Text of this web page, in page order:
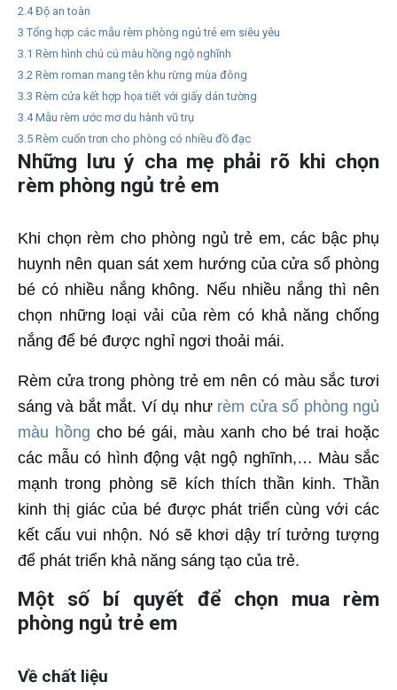
2.4 Độ an toàn
3 Tổng hợp các mẫu rèm phòng ngủ trẻ em siêu yêu
3.1 Rèm hình chú cú màu hồng ngộ nghĩnh
3.2 Rèm roman mang tên khu rừng mùa đông
3.3 Rèm cửa kết hợp họa tiết với giấy dán tường
3.4 Mẫu rèm ước mơ du hành vũ trụ
3.5 Rèm cuốn trơn cho phòng có nhiều đồ đạc
Những lưu ý cha mẹ phải rõ khi chọn
rèm phòng ngủ trẻ em
Khi chọn rèm cho phòng ngủ trẻ em, các bậc phụ
huynh nên quan sát xem hướng của cửa sổ phòng
bé có nhiều nắng không. Nếu nhiều nắng thì nên
chọn những loại vải của rèm có khả năng chống
nắng để bé được nghỉ ngơi thoải mái.
Rèm cửa trong phòng trẻ em nên có màu sắc tươi
sáng và bắt mắt. Ví dụ như rèm cửa sổ phòng ngủ
màu hồng cho bé gái, màu xanh cho bé trai hoặc
các mẫu có hình động vật ngộ nghĩnh,… Màu sắc
mạnh trong phòng sẽ kích thích thần kinh. Thần
kinh thị giác của bé được phát triển cùng với các
kết cấu vui nhộn. Nó sẽ khơi dậy trí tưởng tượng
để phát triển khả năng sáng tạo của trẻ.
Một số bí quyết để chọn mua rèm
phòng ngủ trẻ em
Về chất liệu